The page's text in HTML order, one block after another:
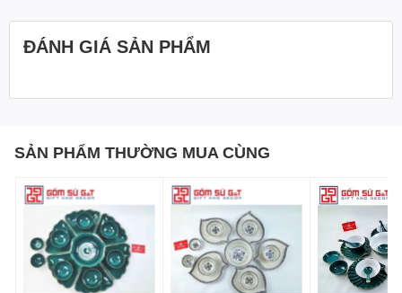
ĐÁNH GIÁ SẢN PHẨM
SẢN PHẨM THƯỜNG MUA CÙNG